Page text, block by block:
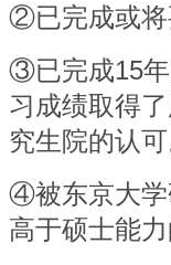
②已完成或
③已完成15
习成绩取得
究生院的认可
④被东京大
高于硕士能力